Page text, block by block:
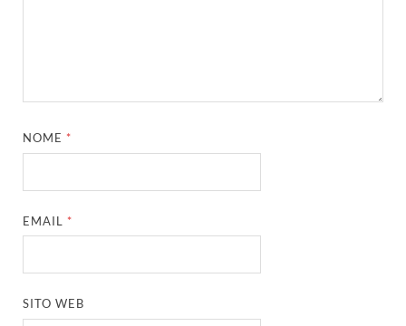
NOME *
EMAIL *
SITO WEB